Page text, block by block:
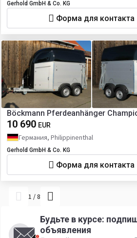
Gerhold GmbH & Co. KG
Форма для контакта
Böckmann Pferdeanhänger
10 690 EUR
Германия, Philippinenthal
Gerhold GmbH & Co. KG
Форма для контакта
1 /8
Будьте в курсе:
объявления